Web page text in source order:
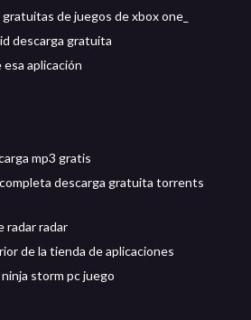
de juegos de xbox one_
descarga gratuita
aplicación
mp3 gratis
descarga gratuita torrents
radar radar
de la tienda de aplicaciones
storm pc juego